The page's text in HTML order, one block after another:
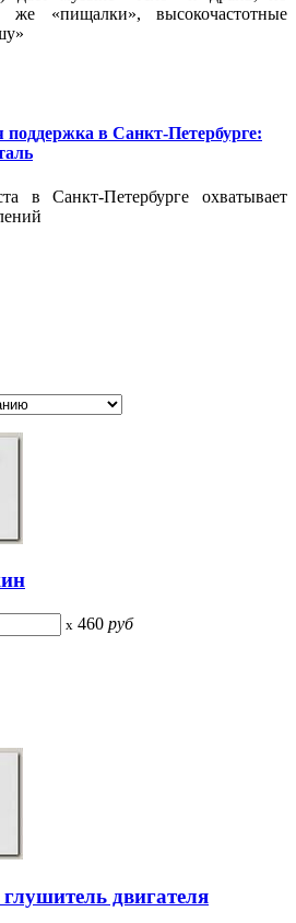
«пищалки», высокочастотные
в Санкт-Петербурге:
в Санкт-Петербурге охватывает
x 460 руб
двигателя